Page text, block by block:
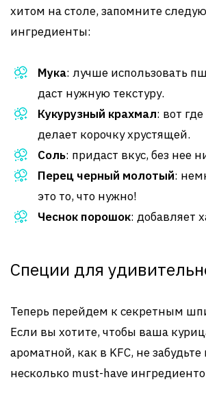
хитом на столе, запомните
ингредиенты:
Мука: лучше использовать
даст нужную текстуру.
Кукурузный крахмал: вот
делает корочку хрустящей.
Соль: придаст вкус, без нее
Перец черный молотый:
это то, что нужно!
Чеснок порошок: добавляет
Специи для
Теперь перейдем к секретным
Если вы хотите, чтобы ваша
ароматной, как в KFC, не
несколько must-have